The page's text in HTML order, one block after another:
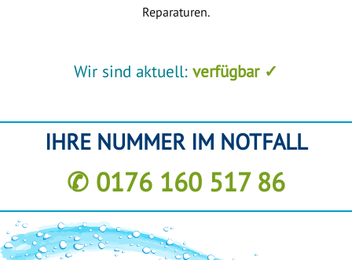
Reparaturen.
Wir sind aktuell: verfügbar ✓
IHRE NUMMER IM NOTFALL
✆ 0176 160 517 86